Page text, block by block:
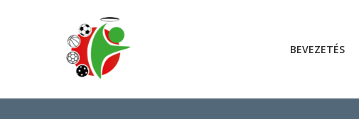
BEVEZETÉS